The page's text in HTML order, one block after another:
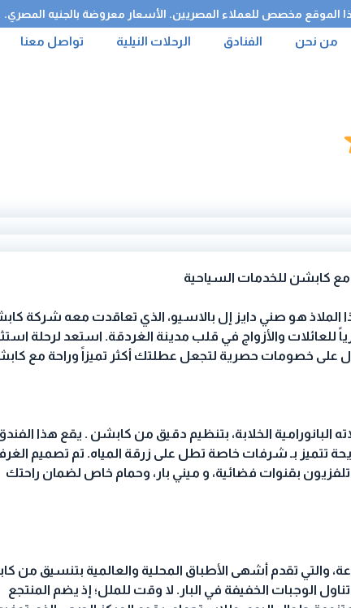
الموقع مخصص للعملاء المصريين. الأسعار معروضة بالجنيه المصري.
من نحن الفنادق الرحلات النيلية تواصل معنا
مع كابشن للخدمات السياحية
الملاذ هو صني دايز إل بالاسيو، الذي تعاقدت معه شركة
والأزواج في قلب مدينة الغردقة. استعد لرحلة
على خصومات حصرية لتجعل عطلتك أكثر تميزاً وراحة مع
البانورامية الخلابة، بتنظيم دقيق من كابشن . يقع هذا
تتميز بـ شرفات خاصة تطل على زرقة المياه. تم تصميم
بقنوات فضائية، و ميني بار، وحمام خاص لضمان راحتك
والتي تقدم أشهى الأطباق المحلية والعالمية بتنسيق من
الوجبات الخفيفة في البار. لا وقت للملل؛ إذ يضم المنتجع